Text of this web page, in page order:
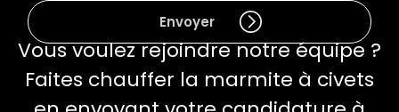
Vous voulez rejoindre notre équipe ?
Faites chauffer la marmite à civets